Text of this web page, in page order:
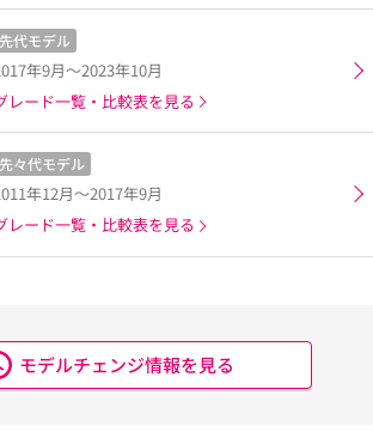
先代モデル
年9月～2023年10月
レード一覧・比較表を見る
先々代モデル
年12月～2017年9月
レード一覧・比較表を見る
モデルチェンジ情報を見る